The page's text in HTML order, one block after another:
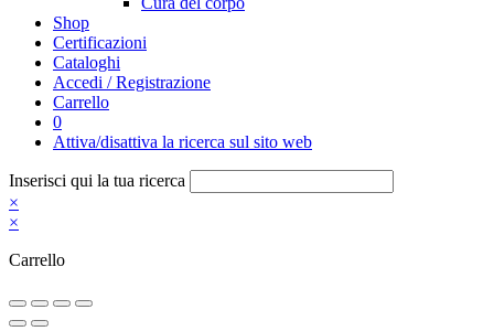
Shop
Certificazioni
Cataloghi
Accedi / Registrazione
Carrello
0
Attiva/disattiva la ricerca sul sito web
Inserisci qui la tua ricerca
×
×
Carrello